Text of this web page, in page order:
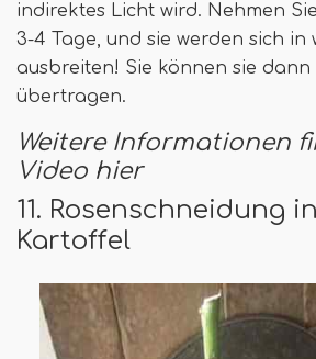
indirektes Licht wird. Nehmen
3-4 Tage, und sie werden sich in
ausbreiten! Sie können sie dann
übertragen.
Weitere Informationen
Video hier
11. Rosenschneidung
Kartoffel